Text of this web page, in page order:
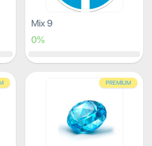
Mix 9
0%
PREMIUM